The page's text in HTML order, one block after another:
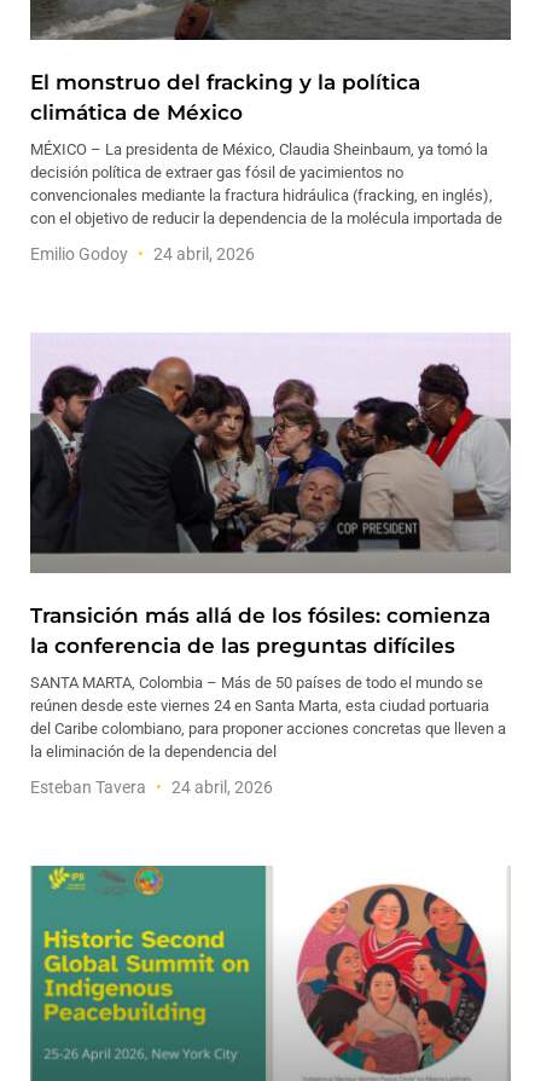
El monstruo del fracking y la política
climática de México
MÉXICO – La presidenta de México, Claudia Sheinbaum, ya tomó la
decisión política de extraer gas fósil de yacimientos no
convencionales mediante la fractura hidráulica (fracking, en inglés),
con el objetivo de reducir la dependencia de la molécula importada de
Emilio Godoy 24 abril, 2026
Transición más allá de los fósiles: comienza
la conferencia de las preguntas difíciles
SANTA MARTA, Colombia – Más de 50 países de todo el mundo se
reúnen desde este viernes 24 en Santa Marta, esta ciudad portuaria
del Caribe colombiano, para proponer acciones concretas que lleven a
la eliminación de la dependencia del
Esteban Tavera 24 abril, 2026